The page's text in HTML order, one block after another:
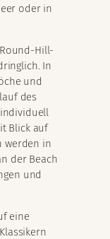
oder in
Hill-
In
und
des
individuell
Blick auf
werden in
der Beach
und
eine